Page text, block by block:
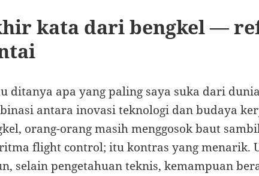
kata dari bengkel —
ditanya apa yang paling saya suka dari
antara inovasi teknologi dan budaya
orang-orang masih menggosok baut
flight control; itu kontras yang menarik.
selain pengetahuan teknis, kemampuan